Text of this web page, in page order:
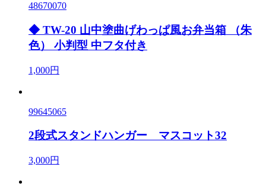
48670070
◆ TW-20 山中塗曲げわっぱ風お弁当箱 （朱
色） 小判型 中フタ付き
1,000円
99645065
2段式スタンドハンガー マスコット32
3,000円